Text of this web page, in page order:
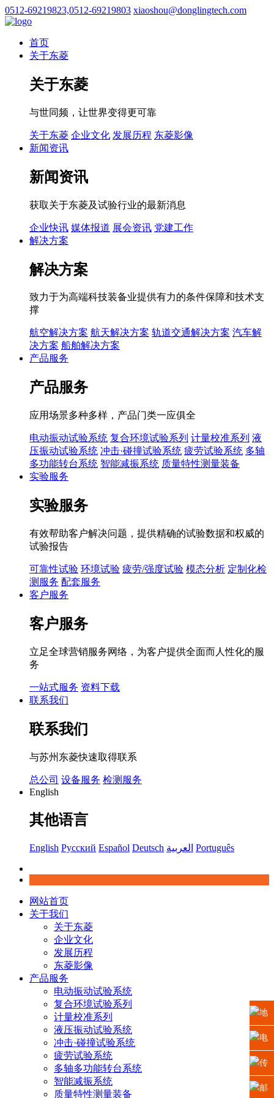
0512-69219823,0512-69219803 xiaoshou@donglingtech.com
首页
关于东菱
关于东菱
与世同频，让世界变得更可靠
关于东菱 企业文化 发展历程 东菱影像
新闻资讯
新闻资讯
获取关于东菱及试验行业的最新消息
企业快讯 媒体报道 展会资讯 党建工作
解决方案
解决方案
致力于为高端科技装备业提供有力的条件保障和技术支
撑
航空解决方案 航天解决方案 轨道交通解决方案 汽车解
决方案 船舶解决方案
产品服务
产品服务
应用场景多种多样，产品门类一应俱全
电动振动试验系统 复合环境试验系列 计量校准系列 液
压振动试验系统 冲击·碰撞试验系统 疲劳试验系统 多轴
多功能转台系统 智能减振系统 质量特性测量装备
实验服务
实验服务
有效帮助客户解决问题，提供精确的试验数据和权威的
试验报告
可靠性试验 环境试验 疲劳/强度试验 模态分析 定制化检
测服务 配套服务
客户服务
客户服务
立足全球营销服务网络，为客户提供全面而人性化的服
务
一站式服务 资料下载
联系我们
联系我们
与苏州东菱快速取得联系
总公司 设备服务 检测服务
English
其他语言
English Русский Español Deutsch العربية Português
网站首页
关于我们
关于东菱
企业文化
发展历程
东菱影像
产品服务
电动振动试验系统
复合环境试验系列
计量校准系列
液压振动试验系统
冲击·碰撞试验系统
疲劳试验系统
多轴多功能转台系统
智能减振系统
质量特性测量装备
地
址：
江苏
省苏
电
话：
0512-
传
真：
邮